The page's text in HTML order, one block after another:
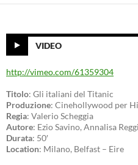
VIDEO
http://vimeo.com/61359304
Titolo: Gli italiani del Titanic
Produzione: Cinehollywood per
Regia: Valerio Scheggia
Autore: Ezio Savino, Annalisa
Durata: 50′
Location: Milano, Belfast – Eire